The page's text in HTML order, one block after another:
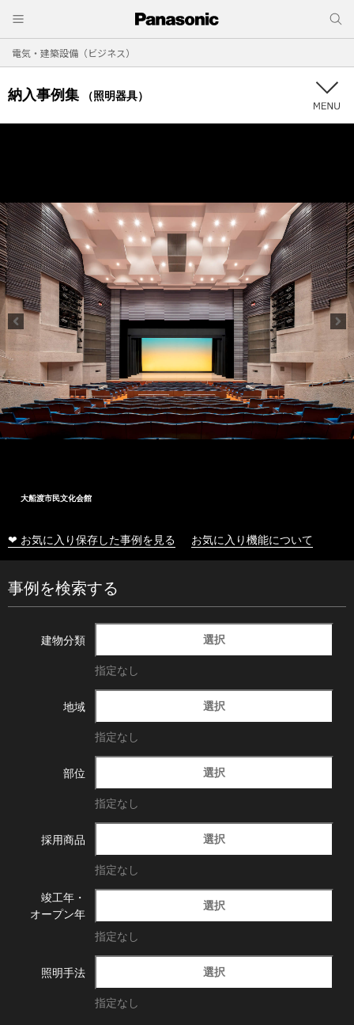
電気・建築設備（ビジネス）
納入事例集 （照明器具）
大船渡市民文化会館
❤ お気に入り保存した事例を見る お気に入り機能について
事例を検索する
建物分類 選択
指定なし
地域 選択
指定なし
部位 選択
指定なし
採用商品 選択
指定なし
竣工年・
オープン年
選択
指定なし
照明手法 選択
指定なし